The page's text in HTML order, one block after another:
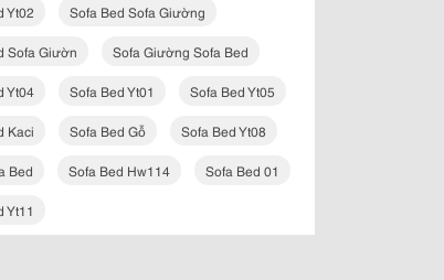
Yt02 Sofa Bed Sofa Giường
Sofa Giườn Sofa Giường Sofa Bed
Yt04 Sofa Bed Yt01 Sofa Bed Yt05
Kaci Sofa Bed Gỗ Sofa Bed Yt08
Bed Sofa Bed Hw114 Sofa Bed 01
Yt11